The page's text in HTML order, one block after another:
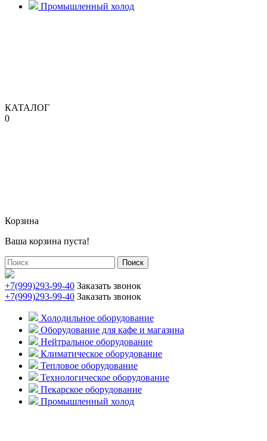
Промышленный холод
КАТАЛОГ
0
Корзина
Ваша корзина пуста!
Поиск
+7(999)293-99-40 Заказать звонок
+7(999)293-99-40 Заказать звонок
Холодильное оборудование
Оборудование для кафе и магазина
Нейтральное оборудование
Климатическое оборудование
Тепловое оборудование
Технологическое оборудование
Пекарское оборудование
Промышленный холод